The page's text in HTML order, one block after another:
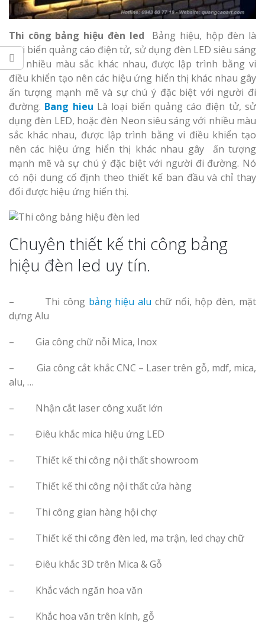
Thi công bảng hiệu đèn led Bảng hiệu, hộp đèn là
loại biển quảng cáo điện tử, sử dụng đèn LED siêu sáng
với nhiều màu sắc khác nhau, được lập trình bằng vi
điều khiển tạo nên các hiệu ứng hiển thị khác nhau gây
ấn tượng mạnh mẽ và sự chú ý đặc biệt với người đi
đường. Bang hieu Là loại biển quảng cáo điện tử, sử
dụng đèn LED, hoặc đèn Neon siêu sáng với nhiều màu
sắc khác nhau, được lập trình bằng vi điều khiển tạo
nên các hiệu ứng hiển thị khác nhau gây ấn tượng
mạnh mẽ và sự chú ý đặc biệt với người đi đường. Nó
có nội dung cố định theo thiết kế ban đầu và chỉ thay
đổi được hiệu ứng hiển thị.
Chuyên thiết kế thi công bảng
hiệu đèn led uy tín.
– Thi công bảng hiệu alu chữ nổi, hộp đèn, mặt
dựng Alu
– Gia công chữ nỗi Mica, Inox
– Gia công cắt khắc CNC – Laser trên gỗ, mdf, mica,
alu, …
– Nhận cắt laser công xuất lớn
– Điêu khắc mica hiệu ứng LED
– Thiết kế thi công nội thất showroom
– Thiết kế thi công nội thất cửa hàng
– Thi công gian hàng hội chợ
– Thiết kế thi công đèn led, ma trận, led chạy chữ
– Điêu khắc 3D trên Mica & Gỗ
– Khắc vách ngăn hoa văn
– Khắc hoa văn trên kính, gỗ
cáo Vinh
Làm biển
Nghệ An giá
Làm Biển
Ma Trận
tại Vinh Nghệ An